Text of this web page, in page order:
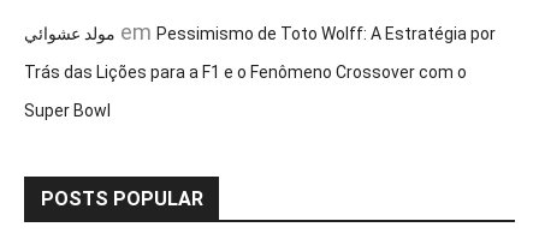
مولد عشوائي em Pessimismo de Toto Wolff: A Estratégia por
Trás das Lições para a F1 e o Fenômeno Crossover com o
Super Bowl
POSTS POPULAR